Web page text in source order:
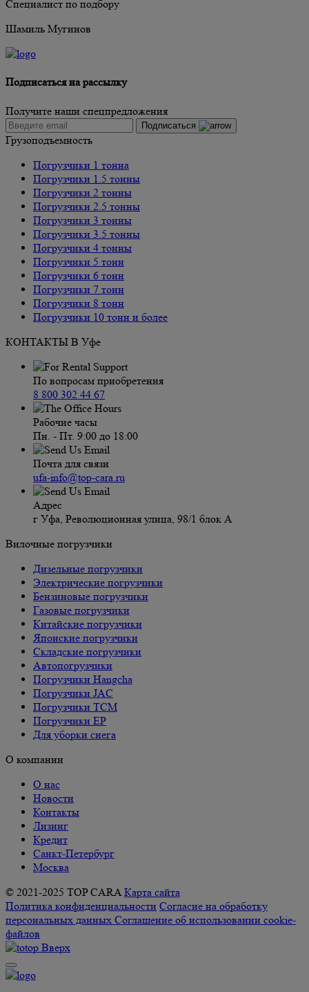
Специалист по подбору
Шамиль Мугинов
Подписаться на рассылку
Получите наши спецпредложения
Подписаться
Грузоподъемность
Погрузчики 1 тонна
Погрузчики 1.5 тонны
Погрузчики 2 тонны
Погрузчики 2.5 тонны
Погрузчики 3 тонны
Погрузчики 3.5 тонны
Погрузчики 4 тонны
Погрузчики 5 тонн
Погрузчики 6 тонн
Погрузчики 7 тонн
Погрузчики 8 тонн
Погрузчики 10 тонн и более
КОНТАКТЫ В Уфе
По вопросам приобретения
8 800 302 44 67
Рабочие часы
Пн. - Пт. 9:00 до 18:00
Почта для связи
ufa-info@top-cara.ru
Адрес
г Уфа, Революционная улица, 98/1 блок А
Вилочные погрузчики
Дизельные погрузчики
Электрические погрузчики
Бензиновые погрузчики
Газовые погрузчики
Китайские погрузчики
Японские погрузчики
Складские погрузчики
Автопогрузчики
Погрузчики Hangcha
Погрузчики JAC
Погрузчики TCM
Погрузчики EP
Для уборки снега
О компании
О нас
Новости
Контакты
Лизинг
Кредит
Санкт-Петербург
Москва
© 2021-2025 TOP CARA Карта сайта
Политика конфиденциальности Согласие на обработку
персональных данных Соглашение об использовании cookie-
файлов
Вверх